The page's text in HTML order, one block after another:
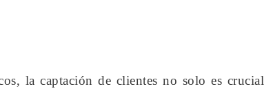
la captación de clientes no solo es crucial